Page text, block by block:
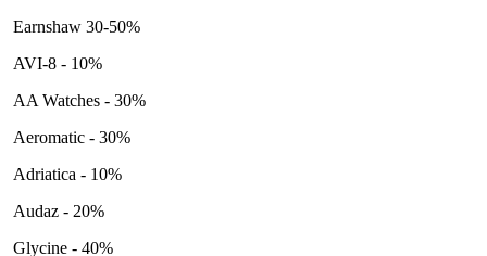
Earnshaw 30-50%
AVI-8 - 10%
AA Watches - 30%
Aeromatic - 30%
Adriatica - 10%
Audaz - 20%
Glycine - 40%